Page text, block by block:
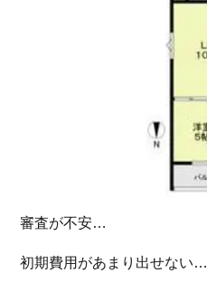
審査が不安…
初期費用があまり出せない…